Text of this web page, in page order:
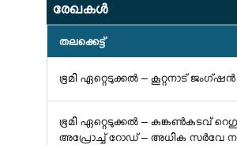
രേഖകള്‍
തലക്കെട്ട്
ഭൂമി ഏറ്റെടുക്കൽ – കൂറ്റനാട്
ഭൂമി ഏറ്റെടുക്കൽ – കങ്കൺകടവ്
അപ്രോച്ച് റോഡ് – അധിക സർവേ